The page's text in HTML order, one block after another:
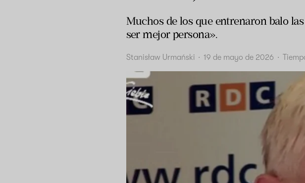
Muchos de los que entrenaron balo
ser mejor persona».
Stanisław Urmański · 19 de mayo de 2026 ·